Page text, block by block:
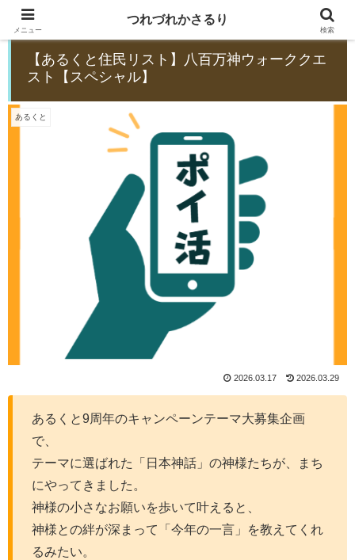
【あるくと住民リスト】八百万神ウォーククエ
スト【スペシャル】
あるくと
2026.03.17 2026.03.29
あるくと9周年のキャンペーンテーマ大募集企画
で、
テーマに選ばれた「日本神話」の神様たちが、まち
にやってきました。
神様の小さなお願いを歩いて叶えると、
神様との絆が深まって「今年の一言」を教えてくれ
るみたい。
メニュー
つれづれかさるり
検索